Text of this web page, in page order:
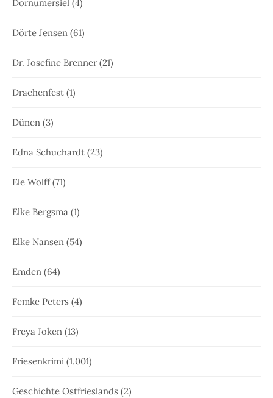
Dornumersiel (4)
Dörte Jensen (61)
Dr. Josefine Brenner(21)
Drachenfest (1)
Dünen (3)
Edna Schuchardt (23)
Ele Wolff(71)
Elke Bergsma (1)
Elke Nansen (54)
Emden (64)
Femke Peters (4)
Freya Joken (13)
Friesenkrimi (1.001)
Geschichte Ostfrieslands (2)